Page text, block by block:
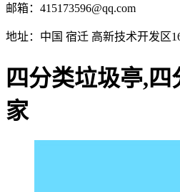
邮箱： 415173596@qq.com
地址：中国 宿迁 高新技术开发区
四分类垃圾亭,
家